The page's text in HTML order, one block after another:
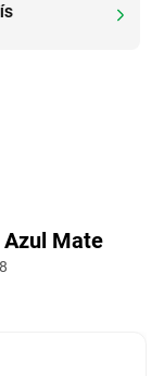
Azul Mate